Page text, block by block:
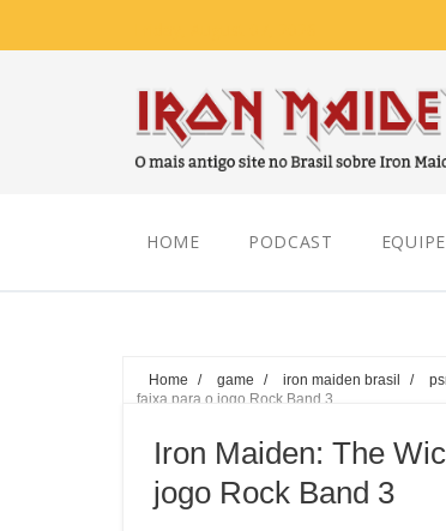
HOME PODCAST EQUIPE
Home / game / iron maiden brasil /
faixa para o jogo Rock Band 3
Iron Maiden: The
jogo Rock Band 3